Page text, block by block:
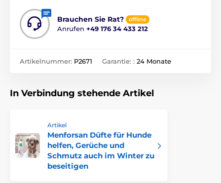
Brauchen Sie Rat? offline
Anrufen +49 176 34 433 212
Artikelnummer: P2671 Garantie: : 24 Monate
In Verbindung stehende Artikel
Artikel
Menforsan Düfte für Hunde
helfen, Gerüche und
Schmutz auch im Winter zu
beseitigen